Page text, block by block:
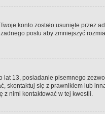
konto zostało usunięte przez
postu aby zmniejszyć
13, posiadanie pisemnego
skontaktuj się z prawnikiem lub
z nimi kontaktować w tej kwestii.